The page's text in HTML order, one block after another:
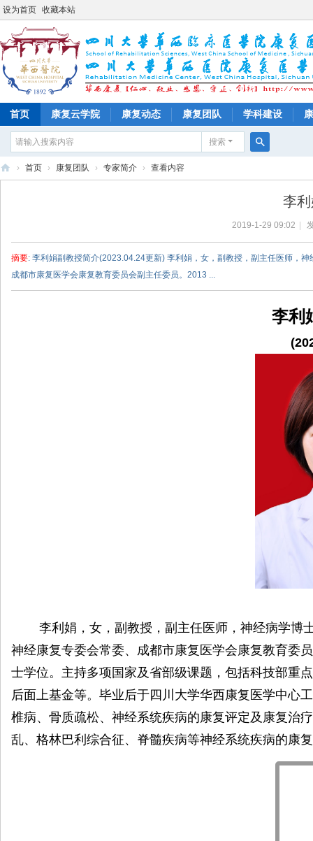
设为首页 收藏本站
首页 康复云学院 康复动态 康复团队 学科建设
搜索
索
› 首页 › 康复团队 › 专家简介 › 查看内容
李
2019-1-29 09:02
摘要: 李利娟副教授简介(2023.04.24更新) 李利娟，女，副教授，副主任医师，
成都市康复医学会康复教育委员会副主任委员。2013 ...
李利
李利娟，女，副教授，副主任医师，神经病学博
神经康复专委会常委、成都市康复医学会康复教育委
士学位。主持多项国家及省部级课题，包括科技部重
后面上基金等。毕业后于四川大学华西康复医学中心
椎病、骨质疏松、神经系统疾病的康复评定及康复治
乱、格林巴利综合征、脊髓疾病等神经系统疾病的康